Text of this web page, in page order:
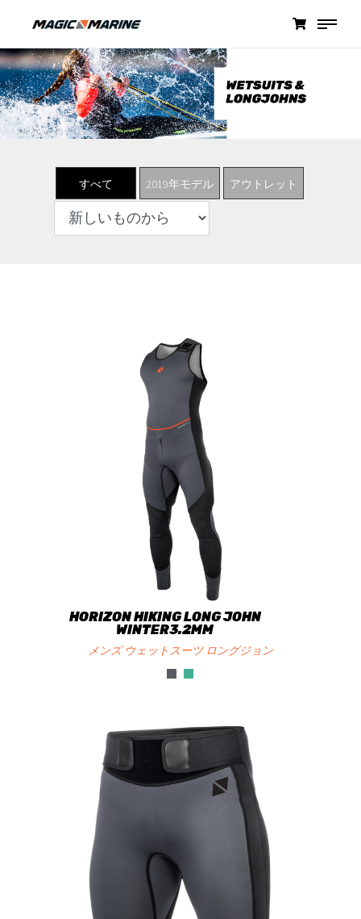
すべて 2019年モデル アウトレット
HORIZON HIKING LONG JOHN
WINTER3.2MM
メンズ ウェットスーツ ロングジョン